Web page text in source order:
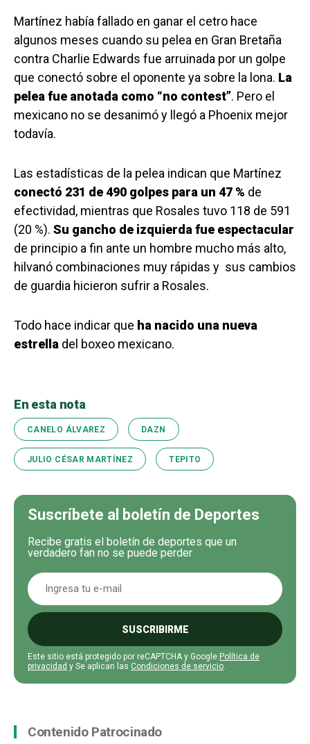
Martínez había fallado en ganar el cetro hace
algunos meses cuando su pelea en Gran Bretaña
contra Charlie Edwards fue arruinada por un golpe
que conectó sobre el oponente ya sobre la lona. La
pelea fue anotada como “no contest”. Pero el
mexicano no se desanimó y llegó a Phoenix mejor
todavía.
Las estadísticas de la pelea indican que Martínez
conectó 231 de 490 golpes para un 47 % de
efectividad, mientras que Rosales tuvo 118 de 591
(20 %). Su gancho de izquierda fue espectacular
de principio a fin ante un hombre mucho más alto,
hilvanó combinaciones muy rápidas y sus cambios
de guardia hicieron sufrir a Rosales.
Todo hace indicar que ha nacido una nueva
estrella del boxeo mexicano.
En esta nota
CANELO ÁLVAREZ DAZN
JULIO CÉSAR MARTÍNEZ TEPITO
Suscríbete al boletín de Deportes
Recibe gratis el boletín de deportes que un
verdadero fan no se puede perder
SUSCRIBIRME
Este sitio está protegido por reCAPTCHA y Google Política de
privacidad y Se aplican las Condiciones de servicio
Contenido Patrocinado